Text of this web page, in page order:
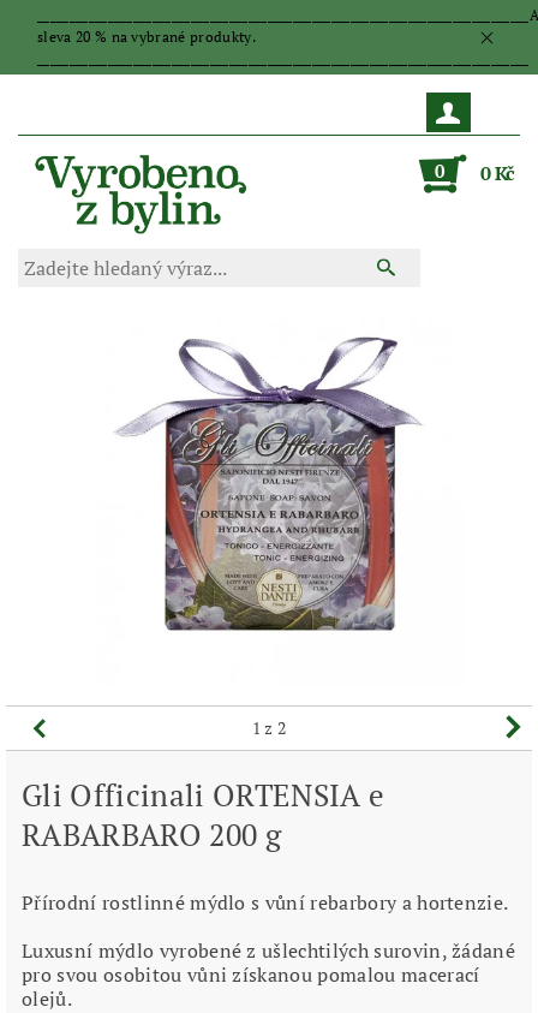
sleva 20 % na vybrané produkty.
0 0 Kč
1 z 2
Gli Officinali ORTENSIA e
RABARBARO 200 g
Přírodní rostlinné mýdlo s vůní rebarbory a hortenzie.
Luxusní mýdlo vyrobené z ušlechtilých surovin, žádané
pro svou osobitou vůni získanou pomalou macerací
olejů.